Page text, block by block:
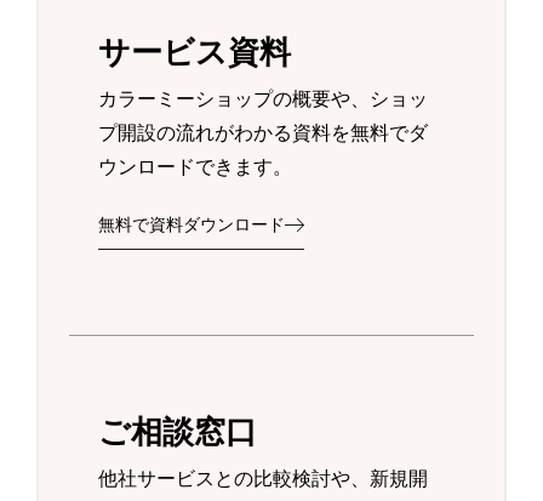
サービス資料
カラーミーショップの概要や、ショッ
プ開設の流れがわかる資料を無料でダ
ウンロードできます。
無料で資料ダウンロード
ご相談窓口
他社サービスとの比較検討や、新規開